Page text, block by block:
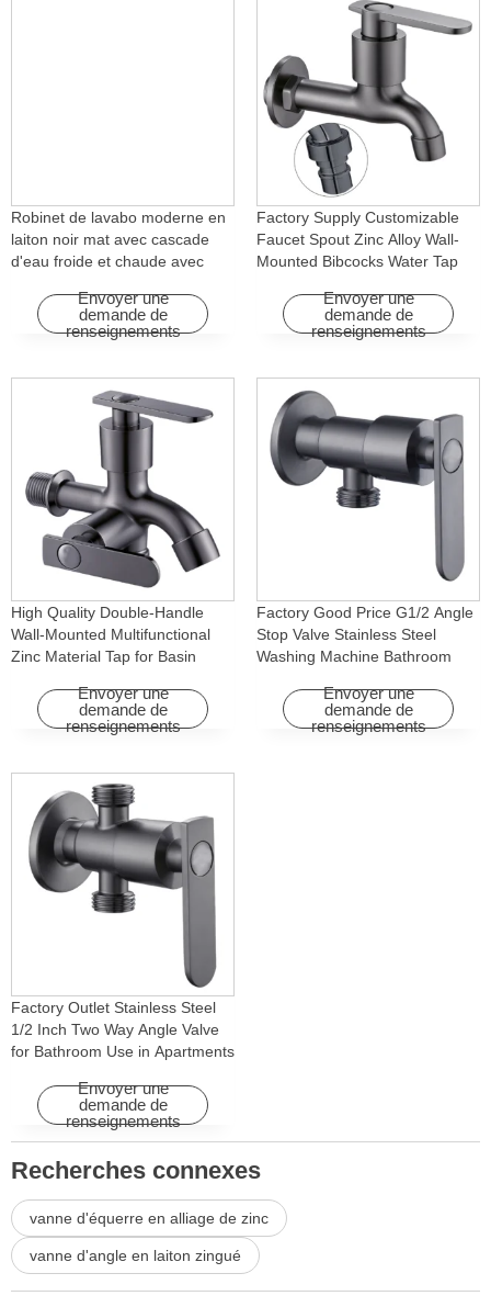
Robinet de lavabo moderne en
laiton noir mat avec cascade
d'eau froide et chaude avec
appartementsEnvoyer une
demande de
renseignements
Factory Supply Customizable
Faucet Spout Zinc Alloy Wall-
Mounted Bibcocks Water Tap
Envoyer une
demande de
renseignements
High Quality Double-Handle
Wall-Mounted Multifunctional
Zinc Material Tap for Basin
Homes
Envoyer une
demande de
renseignements
Factory Good Price G1/2 Angle
Stop Valve Stainless Steel
Washing Machine Bathroom
Apartments & Hotels
Envoyer une
demande de
renseignements
Factory Outlet Stainless Steel
1/2 Inch Two Way Angle Valve
for Bathroom Use in Apartments
Envoyer une
demande de
renseignements
Recherches connexes
vanne d'équerre en alliage de zinc
vanne d'angle en laiton zingué